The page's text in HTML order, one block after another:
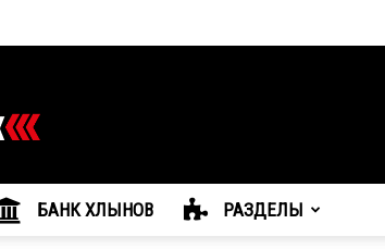
БАНК ХЛЫНОВ РАЗДЕЛЫ